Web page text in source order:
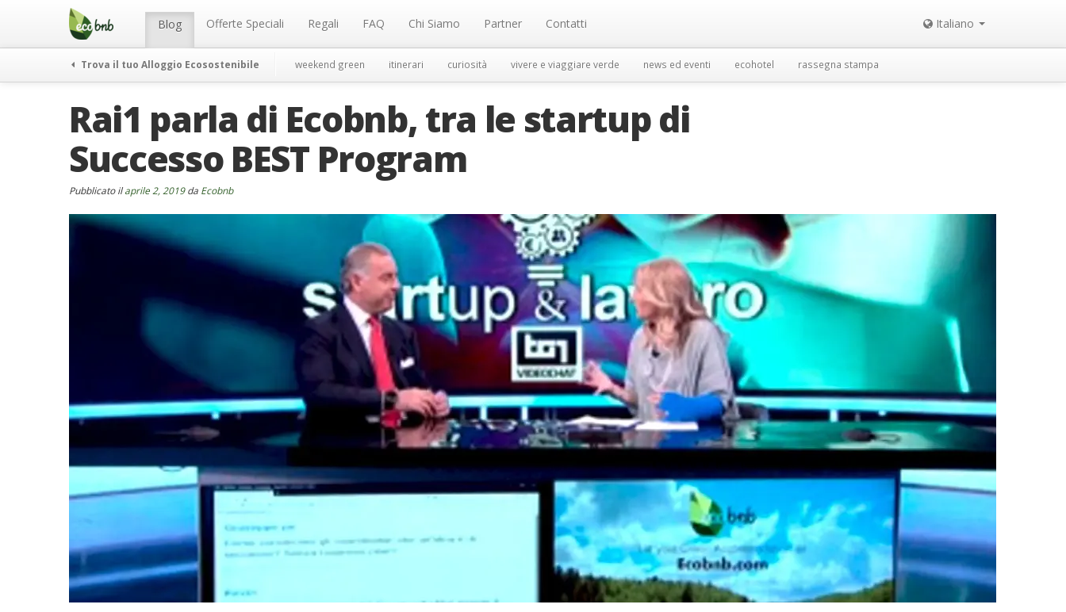
Menu Blog Offerte Speciali Regali FAQ Chi Siamo Partner Contatti Italiano
Trova il tuo Alloggio Ecosostenibile weekend green itinerari curiosità vivere e viaggiare verde news ed eventi ecohotel rassegna stampa
Rai1 parla di Ecobnb, tra le startup di
Successo BEST Program
Pubblicato ilaprile 2, 2019da Ecobnb